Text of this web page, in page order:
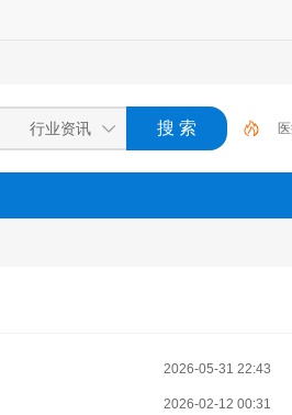
瘤
病
2026-05-31 22:43
2026-02-12 00:31